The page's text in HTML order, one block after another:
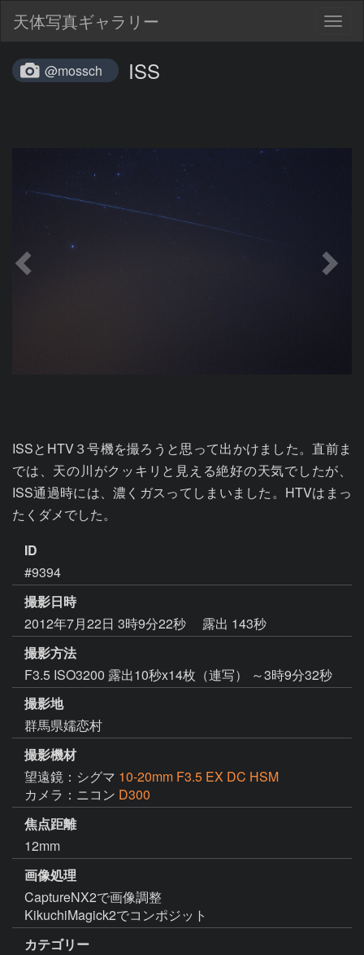
天体写真ギャラリー
@mossch ISS
ISSとHTV３号機を撮ろうと思って出かけました。直前ま
では、天の川がクッキリと見える絶好の天気でしたが、
ISS通過時には、濃くガスってしまいました。HTVはまっ
たくダメでした。
ID
#9394
撮影日時
2012年7月22日 3時9分22秒
露出 143秒
撮影方法
F3.5 ISO3200 露出10秒x14枚（連写） ～3時9分32秒
撮影地
群馬県嬬恋村
撮影機材
望遠鏡：シグマ 10-20mm F3.5 EX DC HSM
カメラ：ニコン D300
焦点距離
12mm
画像処理
CaptureNX2で画像調整
KikuchiMagick2でコンポジット
カテゴリー